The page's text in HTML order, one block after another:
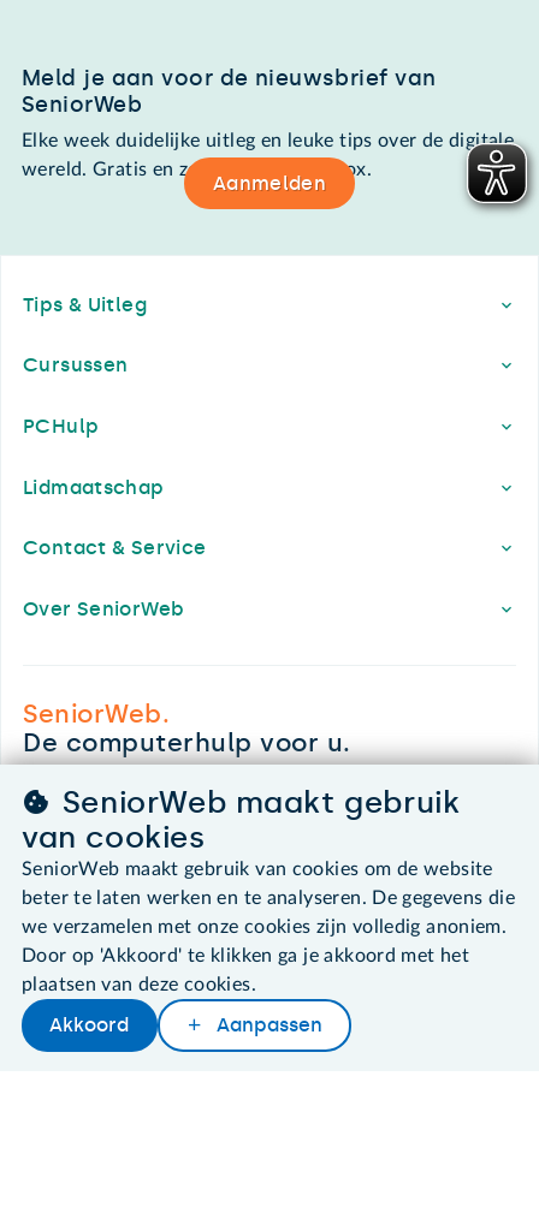
Later lezen Delen Woordenboek
Meld je aan voor de nieuwsbrief van
SeniorWeb
Elke week duidelijke uitleg en leuke tips over de digitale
wereld. Gratis en zomaar in de mailbox.
Aanmelden
Tips & Uitleg
Cursussen
PCHulp
Lidmaatschap
Contact & Service
Over SeniorWeb
SeniorWeb.
De computerhulp voor u.
leden@seniorweb.nl
©2026 SeniorWeb
Algemene voorwaarden
Cookies en cookie-instellingen
Disclaimer
SeniorWeb maakt gebruik
van cookies
SeniorWeb maakt gebruik van cookies om de website
beter te laten werken en te analyseren. De gegevens die
we verzamelen met onze cookies zijn volledig anoniem.
Door op 'Akkoord' te klikken ga je akkoord met het
plaatsen van deze cookies.
Akkoord Aanpassen